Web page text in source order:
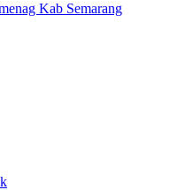
Kab Semarang